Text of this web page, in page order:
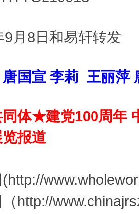
8日和易轩转发
国宣 李莉 王丽萍
同体★建党100周年
报道
http://